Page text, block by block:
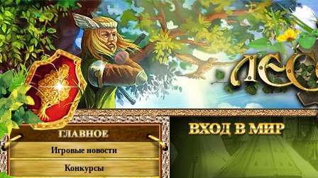
Игровые новости
Конкурсы